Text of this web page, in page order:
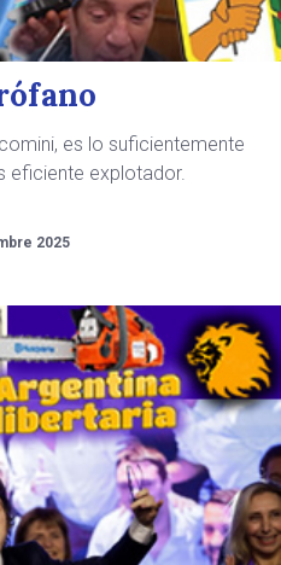
es lo suficientemente
eficiente explotador.
2025